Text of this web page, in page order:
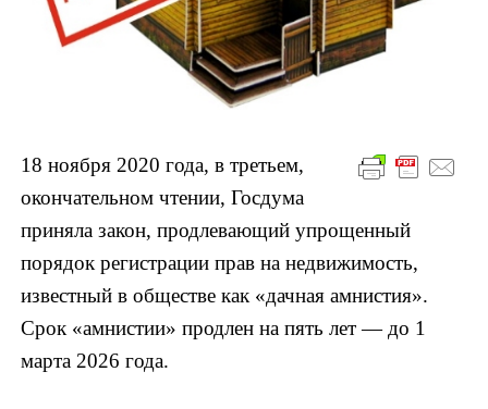
18 ноября 2020 года, в третьем,
окончательном чтении, Госдума
приняла закон, продлевающий упрощенный
порядок регистрации прав на недвижимость,
известный в обществе как «дачная амнистия».
Срок «амнистии» продлен на пять лет — до 1
марта 2026 года.